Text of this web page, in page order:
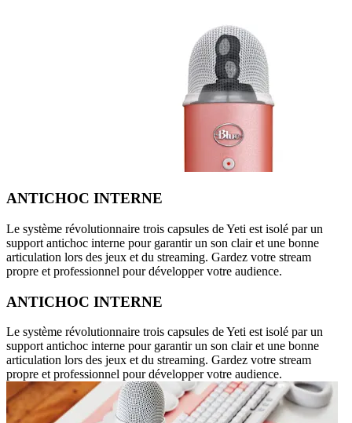
ANTICHOC INTERNE
Le système révolutionnaire trois capsules de Yeti est isolé par un
support antichoc interne pour garantir un son clair et une bonne
articulation lors des jeux et du streaming. Gardez votre stream
propre et professionnel pour développer votre audience.
ANTICHOC INTERNE
Le système révolutionnaire trois capsules de Yeti est isolé par un
support antichoc interne pour garantir un son clair et une bonne
articulation lors des jeux et du streaming. Gardez votre stream
propre et professionnel pour développer votre audience.